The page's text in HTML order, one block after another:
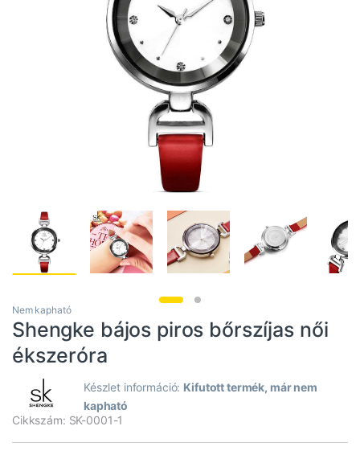
Nem kapható
Shengke bájos piros bőrszíjas női
ékszeróra
Készlet információ: Kifutott termék, már nem
kapható
Cikkszám: SK-0001-1